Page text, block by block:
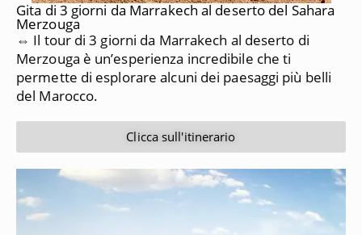
Gita di 3 giorni da Marrakech al deserto del Sahara
Merzouga
⇔ Il tour di 3 giorni da Marrakech al deserto di
Merzouga è un’esperienza incredibile che ti
permette di esplorare alcuni dei paesaggi più belli
del Marocco.
Clicca sull'itinerario